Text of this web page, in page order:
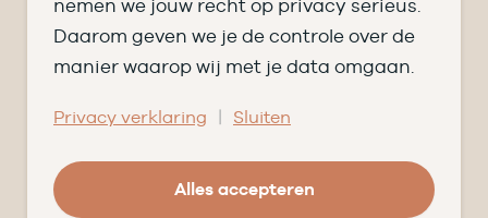
09.00 tot 20.00
© Velthuizen Keukens en Badkamers
Facebook
nemen we jouw recht op privacy serieus.
Daarom geven we je de controle over de
manier waarop wij met je data omgaan.
Privacy verklaring | Sluiten
Alles accepteren